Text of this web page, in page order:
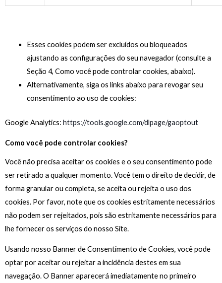
Esses cookies podem ser excluídos ou bloqueados
ajustando as configurações do seu navegador (consulte a
Seção 4, Como você pode controlar cookies, abaixo).
Alternativamente, siga os links abaixo para revogar seu
consentimento ao uso de cookies:
Google Analytics: https://tools.google.com/dlpage/gaoptout
Como você pode controlar cookies?
Você não precisa aceitar os cookies e o seu consentimento pode
ser retirado a qualquer momento. Você tem o direito de decidir, de
forma granular ou completa, se aceita ou rejeita o uso dos
cookies. Por favor, note que os cookies estritamente necessários
não podem ser rejeitados, pois são estritamente necessários para
lhe fornecer os serviços do nosso Site.
Usando nosso Banner de Consentimento de Cookies, você pode
optar por aceitar ou rejeitar a incidência destes em sua
navegação. O Banner aparecerá imediatamente no primeiro